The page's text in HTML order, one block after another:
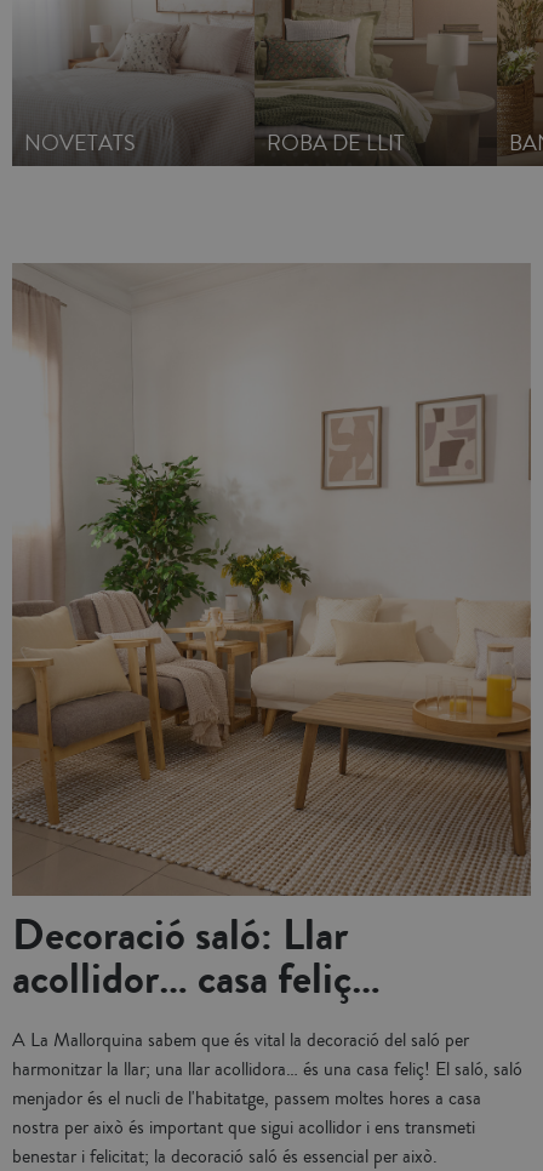
NOVETATS ROBA DE LLIT
Decoració saló: Llar
acollidor… casa feliç…
A La Mallorquina sabem que és vital la decoració del saló per
harmonitzar la llar; una llar acollidora… és una casa feliç! El saló, saló
menjador és el nucli de l'habitatge, passem moltes hores a casa
nostra per això és important que sigui acollidor i ens transmeti
benestar i felicitat; la decoració saló és essencial per això.